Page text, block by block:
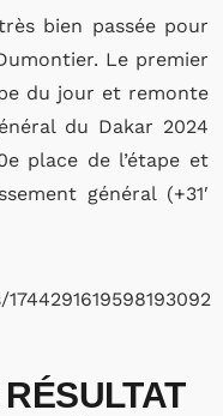
bien passée pour
Le premier
du jour et remonte
du Dakar 2024
place de l’étape et
général (+31′